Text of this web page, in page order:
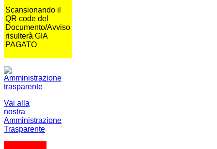
Scansionando il
QR code del
Documento/Avviso
risulterà GIA
PAGATO
Vai alla
nostra
Amministrazione
Trasparente